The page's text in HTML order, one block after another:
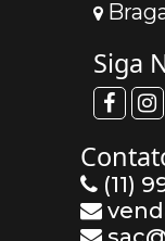
Siga
(11)